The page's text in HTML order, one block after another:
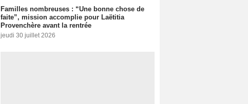
Familles nombreuses : “Une bonne chose de
faite”, mission accomplie pour Laëtitia
Provenchère avant la rentrée
jeudi 30 juillet 2026